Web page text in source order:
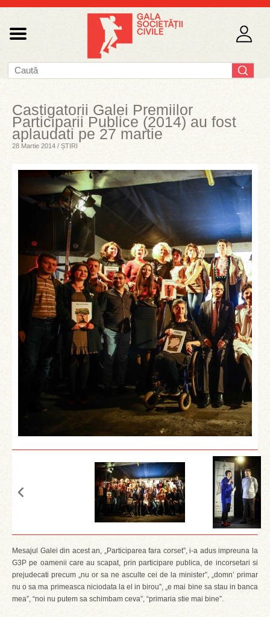
Castigatorii Galei Premiilor
Participarii Publice (2014) au fost
aplaudati pe 27 martie
28 Martie 2014 / ȘTIRI
Mesajul Galei din acest an, „Participarea fara corset”, i-a adus impreuna la
G3P pe oamenii care au scapat, prin participare publica, de incorsetari si
prejudecati precum „nu or sa ne asculte cei de la minister”, „domn’ primar
nu o sa ma primeasca niciodata la el in birou”, „e mai bine sa stau in banca
mea”, “noi nu putem sa schimbam ceva”, “primaria stie mai bine”.